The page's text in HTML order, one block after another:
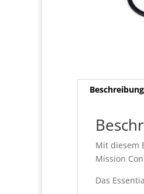
Beschreibung
Mit diesem
Mission
Das